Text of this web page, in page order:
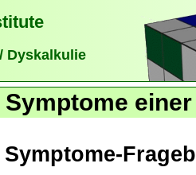
Dyskalkulie
Symptome
Symptome-